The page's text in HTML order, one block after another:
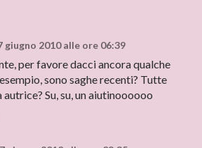
giugno 2010 alle ore 06:39
per favore dacci ancora qualche
sono saghe recenti? Tutte
autrice? Su, su, un aiutinoooooo